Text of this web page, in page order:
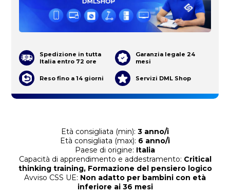
Età consigliata (min): 3 anno/i
Età consigliata (max): 6 anno/i
Paese di origine: Italia
Capacità di apprendimento e addestramento: Critical
thinking training, Formazione del pensiero logico
Avviso CSS UE: Non adatto per bambini con età
inferiore ai 36 mesi
Spedizione in tutta
Italia entro 72 ore
Garanzia legale 24
mesi
Reso fino a 14 giorni Servizi DML Shop